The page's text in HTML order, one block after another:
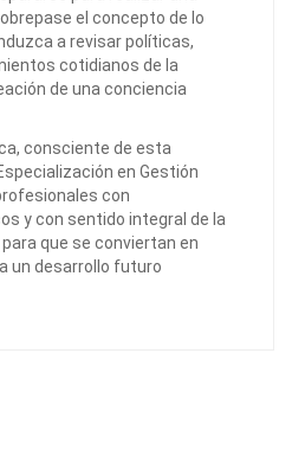
el concepto de lo
a revisar políticas,
cotidianos de la
de una conciencia
consciente de esta
en Gestión
con
y con sentido integral de la
que se conviertan en
un desarrollo futuro